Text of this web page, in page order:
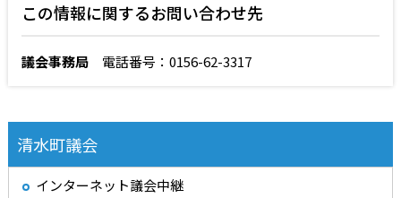
清水町議会
インターネット議会中継
この情報に関するお問い合わせ先
議会事務局電話番号：0156-62-3317